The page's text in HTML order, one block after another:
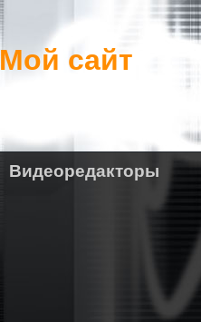
Мой сайт
Видеоредакторы